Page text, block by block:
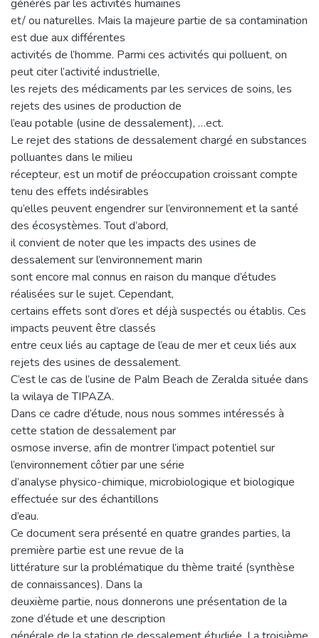
générés par les activités humaines
et/ ou naturelles. Mais la majeure partie de sa contamination
est due aux différentes
activités de l’homme. Parmi ces activités qui polluent, on
peut citer l’activité industrielle,
les rejets des médicaments par les services de soins, les
rejets des usines de production de
l’eau potable (usine de dessalement), …ect.
Le rejet des stations de dessalement chargé en substances
polluantes dans le milieu
récepteur, est un motif de préoccupation croissant compte
tenu des effets indésirables
qu’elles peuvent engendrer sur l’environnement et la santé
des écosystèmes. Tout d’abord,
il convient de noter que les impacts des usines de
dessalement sur l’environnement marin
sont encore mal connus en raison du manque d’études
réalisées sur le sujet. Cependant,
certains effets sont d’ores et déjà suspectés ou établis. Ces
impacts peuvent être classés
entre ceux liés au captage de l’eau de mer et ceux liés aux
rejets des usines de dessalement.
C’est le cas de l’usine de Palm Beach de Zeralda située dans
la wilaya de TIPAZA.
Dans ce cadre d’étude, nous nous sommes intéressés à
cette station de dessalement par
osmose inverse, afin de montrer l’impact potentiel sur
l’environnement côtier par une série
d’analyse physico-chimique, microbiologique et biologique
effectuée sur des échantillons
d’eau.
Ce document sera présenté en quatre grandes parties, la
première partie est une revue de la
littérature sur la problématique du thème traité (synthèse
de connaissances). Dans la
deuxième partie, nous donnerons une présentation de la
zone d’étude et une description